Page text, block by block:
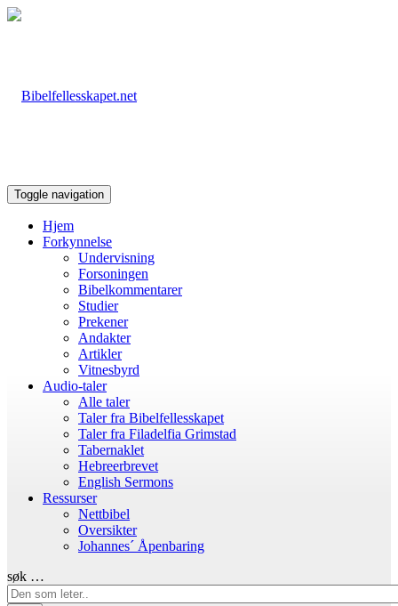
Toggle navigation
Hjem
Forkynnelse
Undervisning
Forsoningen
Bibelkommentarer
Studier
Prekener
Andakter
Artikler
Vitnesbyrd
Audio-taler
Alle taler
Taler fra Bibelfellesskapet
Taler fra Filadelfia Grimstad
Tabernaklet
Hebreerbrevet
English Sermons
Ressurser
Nettbibel
Oversikter
Johannes´ Åpenbaring
søk …